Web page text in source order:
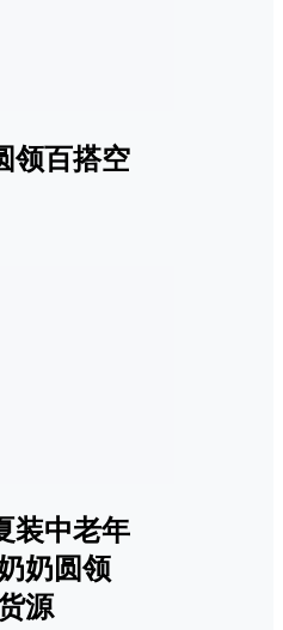
领百搭空
装中老年
奶圆领
源